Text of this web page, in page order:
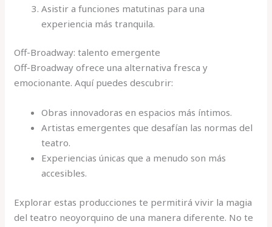
Asistir a funciones matutinas para una
experiencia más tranquila.
Off-Broadway: talento emergente
Off-Broadway ofrece una alternativa fresca y
emocionante. Aquí puedes descubrir:
Obras innovadoras en espacios más íntimos.
Artistas emergentes que desafían las normas del
teatro.
Experiencias únicas que a menudo son más
accesibles.
Explorar estas producciones te permitirá vivir la magia
del teatro neoyorquino de una manera diferente. No te